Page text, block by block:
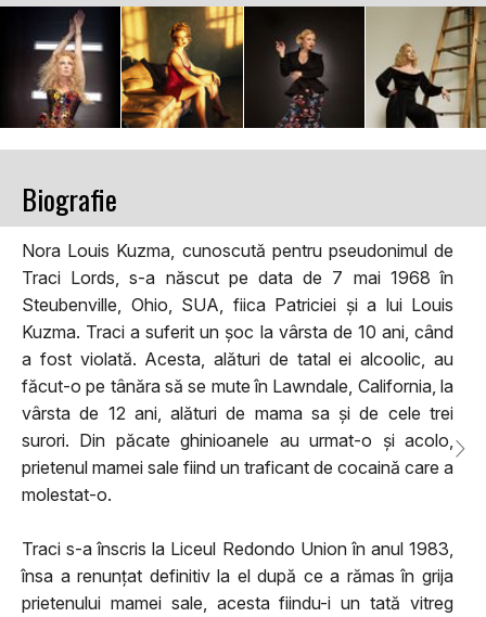
Biografie
Nora Louis Kuzma, cunoscută pentru pseudonimul de
Traci Lords, s-a născut pe data de 7 mai 1968 în
Steubenville, Ohio, SUA, fiica Patriciei și a lui Louis
Kuzma. Traci a suferit un șoc la vârsta de 10 ani, când
a fost violată. Acesta, alături de tatal ei alcoolic, au
făcut-o pe tânăra să se mute în Lawndale, California, la
vârsta de 12 ani, alături de mama sa și de cele trei
surori. Din păcate ghinioanele au urmat-o și acolo,
prietenul mamei sale fiind un traficant de cocaină care a
molestat-o.
Traci s-a înscris la Liceul Redondo Union în anul 1983,
însa a renunțat definitiv la el după ce a rămas în grija
prietenului mamei sale, acesta fiindu-i un tată vitreg